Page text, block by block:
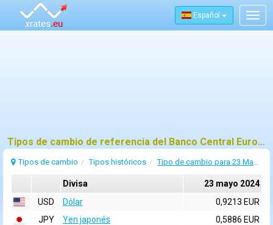
Español
Tipos de cambio de referencia del Banco Central Europeo (BCE) para 23 mayo 2024
Tipos de cambio Tipos históricos Tipo de cambio para 23 Mayo 2024
Divisa
23 mayo 2024
USD
Dólar
0,9213 EUR
JPY
Yen japonés
0,5886 EUR